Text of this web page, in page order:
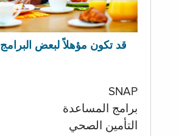
قد تكون مؤهلاً لبعض البرامج
SNAP
برامج المساعدة
التأمين الصحي